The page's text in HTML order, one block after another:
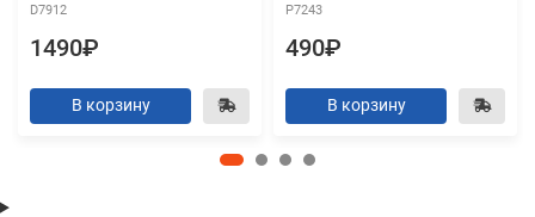
D7912
1490₽
В корзину
P7243
490₽
В корзину